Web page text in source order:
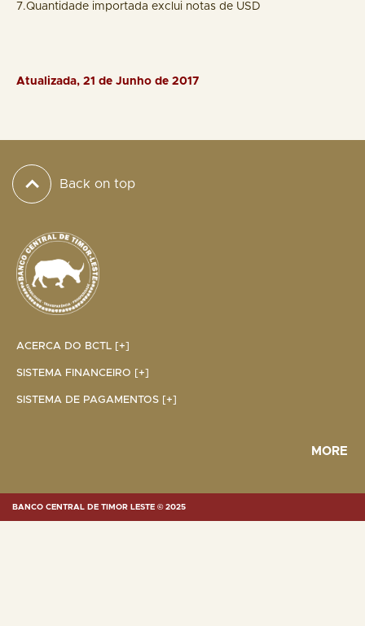
7.Quantidade importada exclui notas de USD
Atualizada, 21 de Junho de 2017
Back on top
ACERCA DO BCTL [+]
SISTEMA FINANCEIRO [+]
SISTEMA DE PAGAMENTOS [+]
MORE
BANCO CENTRAL DE TIMOR LESTE © 2025